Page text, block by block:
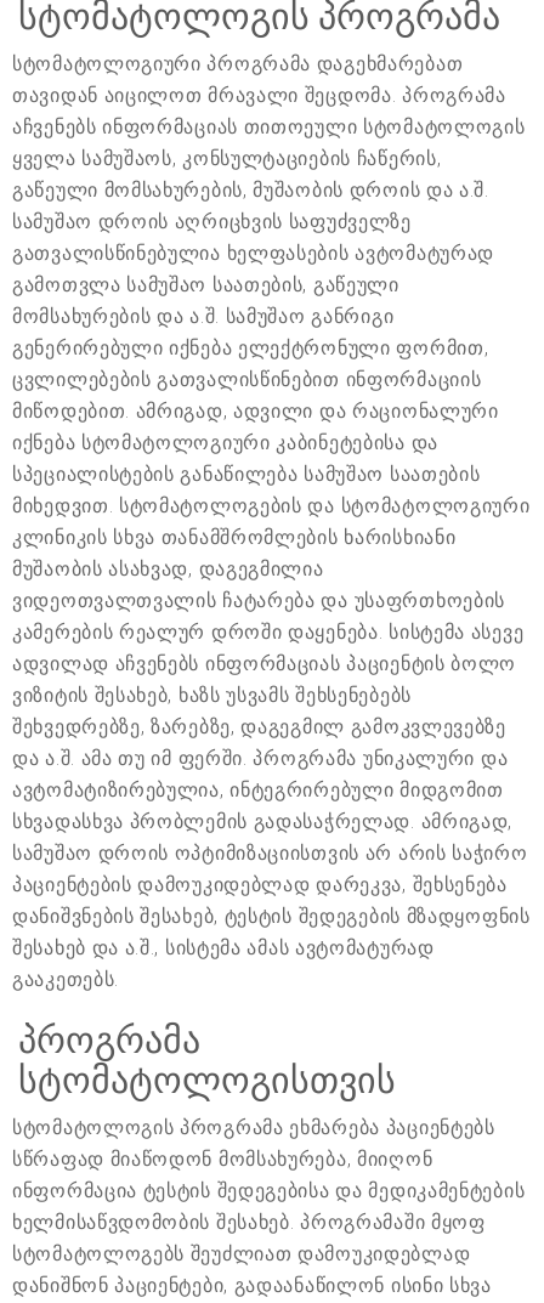
სტომატოლოგის პროგრამა
სტომატოლოგიური პროგრამა დაგეხმარებათ
თავიდან აიცილოთ მრავალი შეცდომა. პროგრამა
აჩვენებს ინფორმაციას თითოეული სტომატოლოგის
ყველა სამუშაოს, კონსულტაციების ჩაწერის,
გაწეული მომსახურების, მუშაობის დროის და ა.შ.
სამუშაო დროის აღრიცხვის საფუძველზე
გათვალისწინებულია ხელფასების ავტომატურად
გამოთვლა სამუშაო საათების, გაწეული
მომსახურების და ა.შ. სამუშაო განრიგი
გენერირებული იქნება ელექტრონული ფორმით,
ცვლილებების გათვალისწინებით ინფორმაციის
მიწოდებით. ამრიგად, ადვილი და რაციონალური
იქნება სტომატოლოგიური კაბინეტებისა და
სპეციალისტების განაწილება სამუშაო საათების
მიხედვით. სტომატოლოგების და სტომატოლოგიური
კლინიკის სხვა თანამშრომლების ხარისხიანი
მუშაობის ასახვად, დაგეგმილია
ვიდეოთვალთვალის ჩატარება და უსაფრთხოების
კამერების რეალურ დროში დაყენება. სისტემა ასევე
ადვილად აჩვენებს ინფორმაციას პაციენტის ბოლო
ვიზიტის შესახებ, ხაზს უსვამს შეხსენებებს
შეხვედრებზე, ზარებზე, დაგეგმილ გამოკვლევებზე
და ა.შ. ამა თუ იმ ფერში. პროგრამა უნიკალური და
ავტომატიზირებულია, ინტეგრირებული მიდგომით
სხვადასხვა პრობლემის გადასაჭრელად. ამრიგად,
სამუშაო დროის ოპტიმიზაციისთვის არ არის საჭირო
პაციენტების დამოუკიდებლად დარეკვა, შეხსენება
დანიშვნების შესახებ, ტესტის შედეგების მზადყოფნის
შესახებ და ა.შ., სისტემა ამას ავტომატურად
გააკეთებს.
პროგრამა
სტომატოლოგისთვის
სტომატოლოგის პროგრამა ეხმარება პაციენტებს
სწრაფად მიაწოდონ მომსახურება, მიიღონ
ინფორმაცია ტესტის შედეგებისა და მედიკამენტების
ხელმისაწვდომობის შესახებ. პროგრამაში მყოფ
სტომატოლოგებს შეუძლიათ დამოუკიდებლად
დანიშნონ პაციენტები, გადაანაწილონ ისინი სხვა